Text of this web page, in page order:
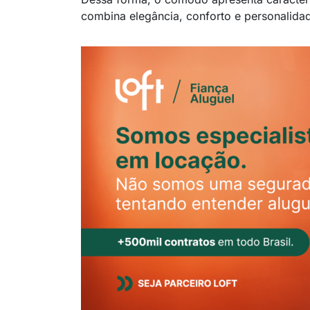
combina elegância, conforto e